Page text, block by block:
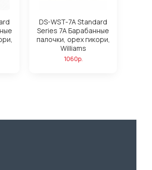
DS-WST-7A Standard
Series 7A Барабанные
палочки, орех гикори,
Williams
1060р.